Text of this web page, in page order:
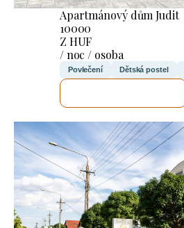
Apartmánový dům Judit
10000
Z HUF
/ noc / osoba
Povlečení Dětská postel